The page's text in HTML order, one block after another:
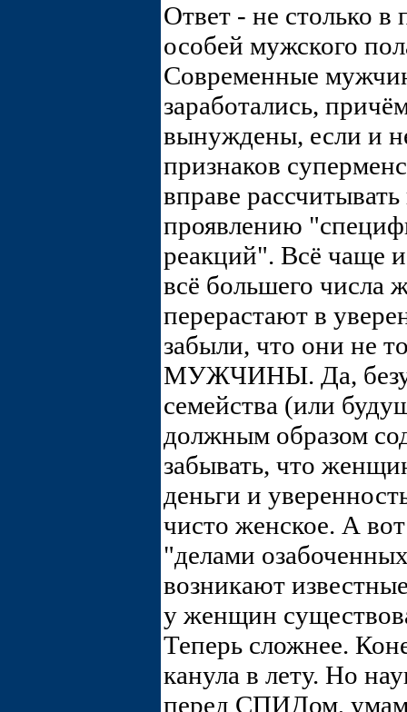
Ответ - не столько
особей мужского
Современные
заработались,
вынуждены, если и
признаков
вправе
проявлению
реакций". Всё чаще
всё большего числа
перерастают в
забыли, что они не
МУЖЧИНЫ. Да,
семейства (или
должным образом
забывать, что
деньги и
чисто женское. А
"делами
возникают
у женщин
Теперь сложнее.
канула в лету. Но
перед СПИДом,